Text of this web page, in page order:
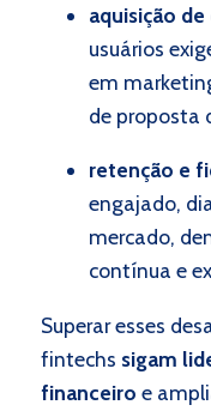
aquisição
usuários
em
de proposta
retenção e
engajado,
mercado,
contínua e
Superar esses
fintechs sigam
financeiro e